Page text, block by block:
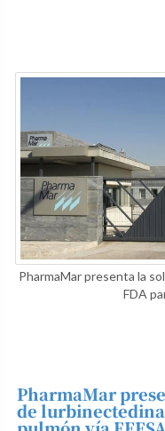
PharmaMar presenta la
FDA
PharmaMar
de lurbinectedina